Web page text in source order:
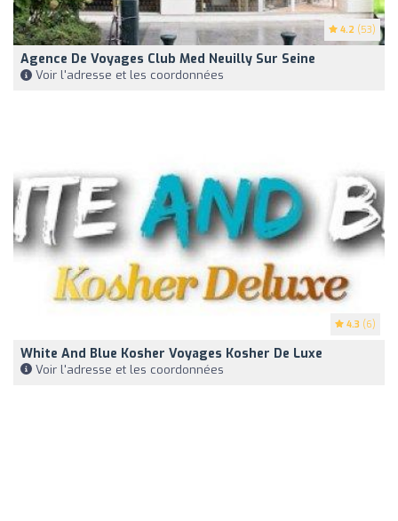
4.2 (53)
Agence De Voyages Club Med Neuilly Sur Seine
Voir l'adresse et les coordonnées
4.3 (6)
White And Blue Kosher Voyages Kosher De Luxe
Voir l'adresse et les coordonnées